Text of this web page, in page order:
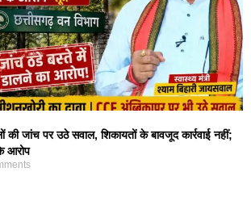
जांच पर उठे सवाल, शिकायतों के बावजूद कार्रवाई नहीं;
आरोप